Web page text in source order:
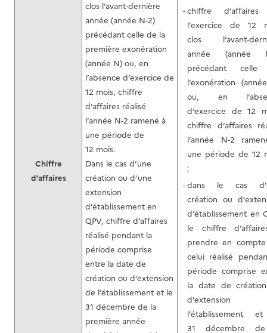
Chiffre
d’affaires
clos l’avant-dernière
année (année N-2)
précédant celle de la
première exonération
(année N) ou, en
l’absence d’exercice de
12 mois, chiffre
d’affaires réalisé
l’année N-2 ramené à
une période de
12 mois.
Dans le cas d’une
création ou d’une
extension
d’établissement en
QPV, chiffre d’affaires
réalisé pendant la
période comprise
entre la date de
création ou d’extension
de l’établissement et le
31 décembre de la
première année
chiffre
l’exercice de 12
clos l’avant-
année (année
précédant
l’exonération
ou, en
d’exercice de 12
chiffre d’affaires
l’année N-2
une période de 12
;
dans le cas
création ou
d’établissement en
le chiffre
prendre en
celui réalisé
période comprise
la date de
d’extension
l’établissement
31 décembre